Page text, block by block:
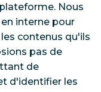
Nous
interne pour
contenus qu'ils
pas de
de
d'identifier les